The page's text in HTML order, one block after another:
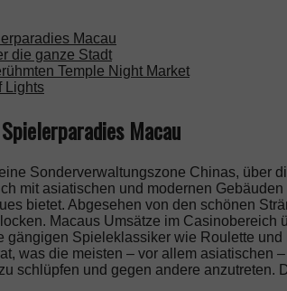
Macau
die ganze Stadt
Temple Night Market
Lights
Macau
Sonderverwaltungszone Chinas, über
mit asiatischen und modernen
bietet. Abgesehen von den schönen
Macaus Umsätze im
Spieleklassiker wie Roulette
was die meisten – vor allem asiatischen
zu schlüpfen und gegen andere anzutreten.